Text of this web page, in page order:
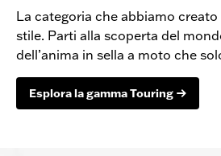
La categoria che abbiamo
stile. Parti alla scoperta del
dell’anima in sella a moto che
Esplora la gamma Touring